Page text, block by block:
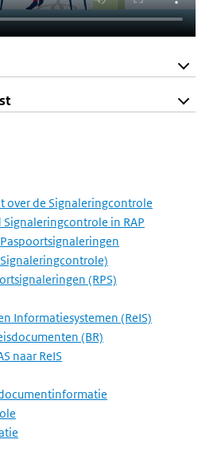
over de Signaleringcontrole
in RAP
(RPS)
Informatiesystemen (ReIS)
(BR)
naar ReIS